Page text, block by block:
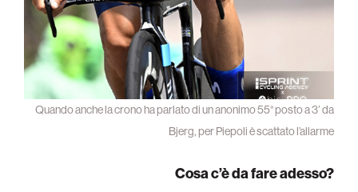
Quando anche la crono ha parlato di un anonimo 55° posto a 3′ da
Bjerg, per Piepoli è scattato l’allarme
Cosa c’è da fare adesso?